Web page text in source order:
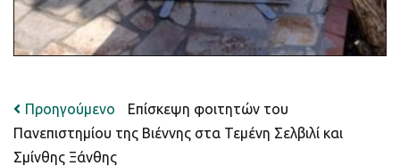
Πλοήγηση
άρθρων
Προηγούμενο
Προηγούμενη
ανάρτηση:
Επίσκεψη φοιτητών του
Πανεπιστημίου της Βιέννης στα Τεμένη Σελβιλί και
Σμίνθης Ξάνθης